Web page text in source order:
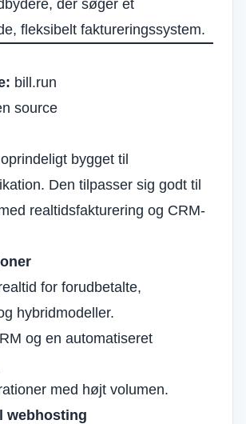
der søger et
fleksibelt faktureringssystem.
bill.run
source
bygget til
Den tilpasser sig godt til
realtidsfakturering og CRM-
for forudbetalte,
hybridmodeller.
og en automatiseret
med højt volumen.
webhosting